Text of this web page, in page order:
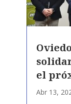
el
Abr 13,